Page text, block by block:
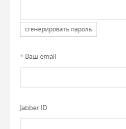
сгенерировать пароль
* Ваш email
Jabber ID